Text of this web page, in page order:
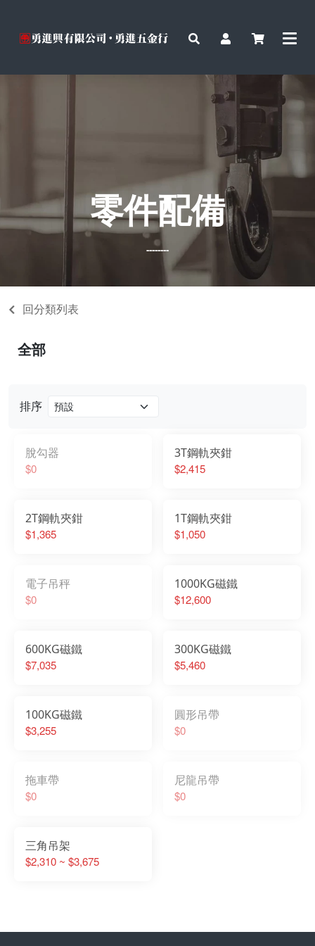
零件配備
--------
回分類列表
排序
脫勾器
$0
3T鋼軌夾鉗
$2,415
2T鋼軌夾鉗
$1,365
1T鋼軌夾鉗
$1,050
電子吊秤
$0
1000KG磁鐵
$12,600
600KG磁鐵
$7,035
300KG磁鐵
$5,460
100KG磁鐵
$3,255
圓形吊帶
$0
拖車帶
$0
尼龍吊帶
$0
三角吊架
$2,310 ~ $3,675
全部